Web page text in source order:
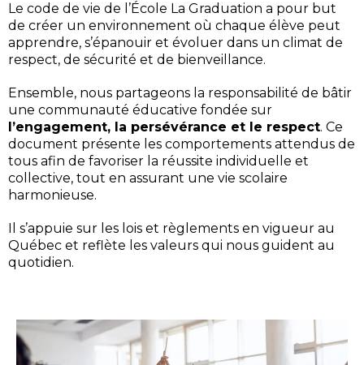
Le code de vie de l’École La Graduation a pour but
de créer un environnement où chaque élève peut
apprendre, s’épanouir et évoluer dans un climat de
respect, de sécurité et de bienveillance.
Ensemble, nous partageons la responsabilité de bâtir
une communauté éducative fondée sur
l’engagement, la persévérance et le respect. Ce
document présente les comportements attendus de
tous afin de favoriser la réussite individuelle et
collective, tout en assurant une vie scolaire
harmonieuse.
Il s’appuie sur les lois et règlements en vigueur au
Québec et reflète les valeurs qui nous guident au
quotidien.